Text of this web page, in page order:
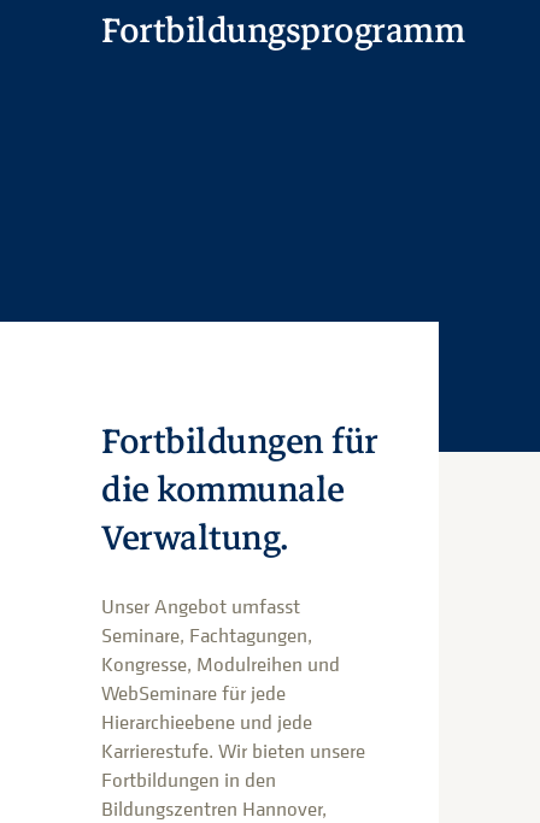
Fortbildungsprogramm
Fortbildungen für
die kommunale
Verwaltung.
Unser Angebot umfasst
Seminare, Fachtagungen,
Kongresse, Modulreihen und
WebSeminare für jede
Hierarchieebene und jede
Karrierestufe. Wir bieten unsere
Fortbildungen in den
Bildungszentren Hannover,